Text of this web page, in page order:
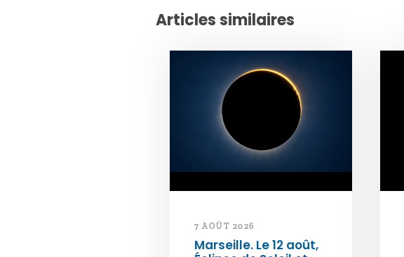
Articles similaires
7 AOÛT 2026
Marseille. Le 12 août,